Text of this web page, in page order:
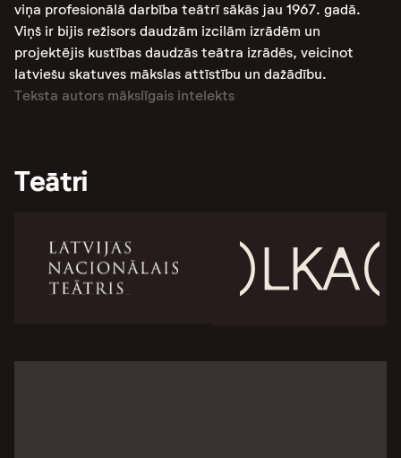
viņa profesionālā darbība teātrī sākās jau 1967. gadā​​.
Viņš ir bijis režisors daudzām izcilām izrādēm un
projektējis kustības daudzās teātra izrādēs, veicinot
latviešu skatuves mākslas attīstību un dažādību.
Teksta autors mākslīgais intelekts
Teātri